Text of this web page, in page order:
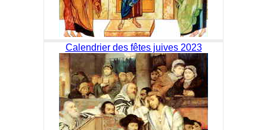
Calendrier des fêtes juives 2023